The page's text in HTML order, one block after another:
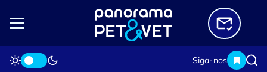
Siga-nos